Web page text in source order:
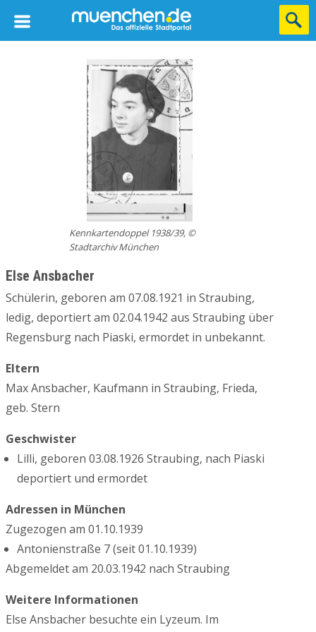
Kennkartendoppel 1938/39, ©
Stadtarchiv München
Else Ansbacher
Schülerin, geboren am 07.08.1921 in Straubing,
ledig, deportiert am 02.04.1942 aus Straubing über
Regensburg nach Piaski, ermordet in unbekannt.
Eltern
Max Ansbacher, Kaufmann in Straubing, Frieda,
geb. Stern
Geschwister
Lilli, geboren 03.08.1926 Straubing, nach Piaski
deportiert und ermordet
Adressen in München
Zugezogen am 01.10.1939
Antonienstraße 7 (seit 01.10.1939)
Abgemeldet am 20.03.1942 nach Straubing
Weitere Informationen
Else Ansbacher besuchte ein Lyzeum. Im